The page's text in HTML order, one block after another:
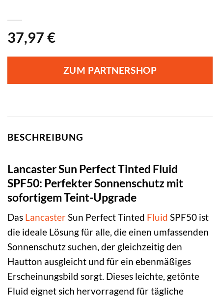
37,97 €
ZUM PARTNERSHOP
BESCHREIBUNG
Lancaster Sun Perfect Tinted Fluid
SPF50: Perfekter Sonnenschutz mit
sofortigem Teint-Upgrade
Das LancasterSun Perfect Tinted Fluid SPF50 ist
die ideale Lösung für alle, die einen umfassenden
Sonnenschutz suchen, der gleichzeitig den
Hautton ausgleicht und für ein ebenmäßiges
Erscheinungsbild sorgt. Dieses leichte, getönte
Fluid eignet sich hervorragend für tägliche